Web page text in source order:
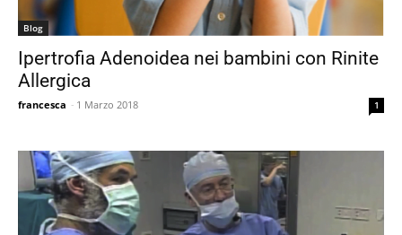
Blog
Ipertrofia Adenoidea nei bambini con Rinite
Allergica
francesca - 1 Marzo 2018 1